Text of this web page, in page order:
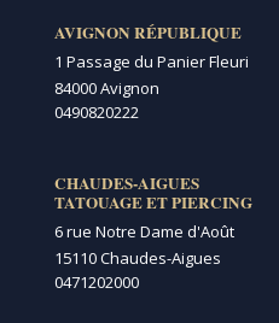
AVIGNON RÉPUBLIQUE
1 Passage du Panier Fleuri
84000 Avignon
0490820222
CHAUDES-AIGUES
TATOUAGE ET PIERCING
6 rue Notre Dame d'Août
15110 Chaudes-Aigues
0471202000